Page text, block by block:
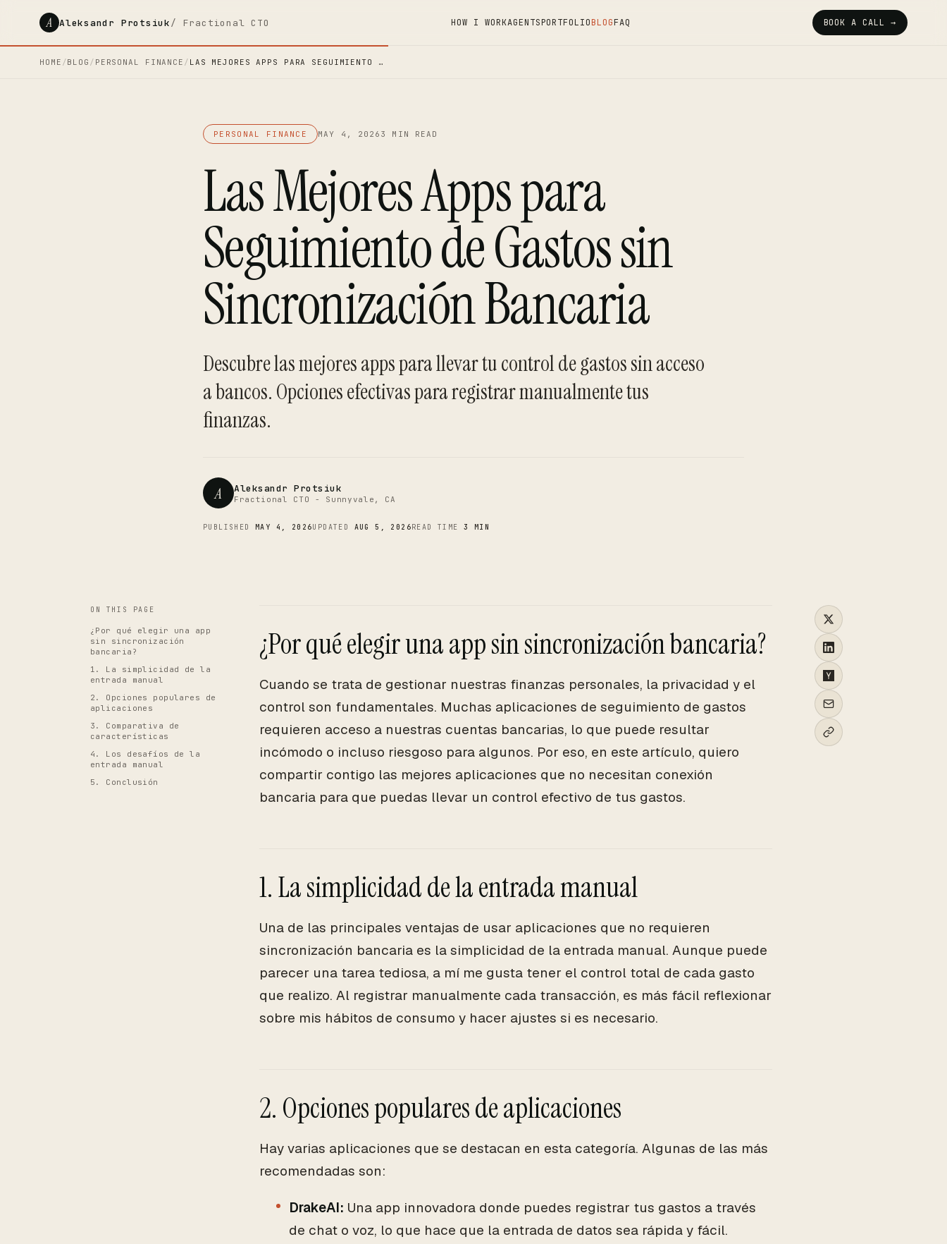
A Aleksandr Protsiuk/ Fractional CTO HOW I WORKAGENTSPORTFOLIOBLOGFAQ BOOK A CALL →
HOME /BLOG / PERSONAL FINANCE / LAS MEJORES APPS PARA SEGUIMIENTO …
PERSONAL FINANCE MAY 4, 2026 3 MIN READ
Las Mejores Apps para
Seguimiento de Gastos sin
Sincronización Bancaria
Descubre las mejores apps para llevar tu control de gastos sin acceso
a bancos. Opciones efectivas para registrar manualmente tus
finanzas.
A Aleksandr Protsiuk
Fractional CTO - Sunnyvale, CA
PUBLISHED MAY 4, 2026UPDATED AUG 5, 2026READ TIME3 MIN
CTO
ON THIS PAGE
¿Por qué elegir una app
sin sincronización
bancaria?
1. La simplicidad de la
entrada manual
2. Opciones populares de
aplicaciones
3. Comparativa de
características
4. Los desafíos de la
entrada manual
5. Conclusión
¿Por qué elegir una app sin sincronización bancaria?
Cuando se trata de gestionar nuestras finanzas personales, la privacidad y el
control son fundamentales. Muchas aplicaciones de seguimiento de gastos
requieren acceso a nuestras cuentas bancarias, lo que puede resultar
incómodo o incluso riesgoso para algunos. Por eso, en este artículo, quiero
compartir contigo las mejores aplicaciones que no necesitan conexión
bancaria para que puedas llevar un control efectivo de tus gastos.
1. La simplicidad de la entrada manual
Una de las principales ventajas de usar aplicaciones que no requieren
sincronización bancaria es la simplicidad de la entrada manual. Aunque puede
parecer una tarea tediosa, a mí me gusta tener el control total de cada gasto
que realizo. Al registrar manualmente cada transacción, es más fácil reflexionar
sobre mis hábitos de consumo y hacer ajustes si es necesario.
2. Opciones populares de aplicaciones
Hay varias aplicaciones que se destacan en esta categoría. Algunas de las más
recomendadas son:
DrakeAI: Una app innovadora donde puedes registrar tus gastos a través
de chat o voz, lo que hace que la entrada de datos sea rápida y fácil.